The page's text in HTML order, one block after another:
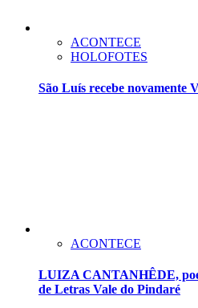
ACONTECE
HOLOFOTES
São Luís recebe
ACONTECE
LUIZA CANTANHÊDE,
de Letras Vale do Pindaré